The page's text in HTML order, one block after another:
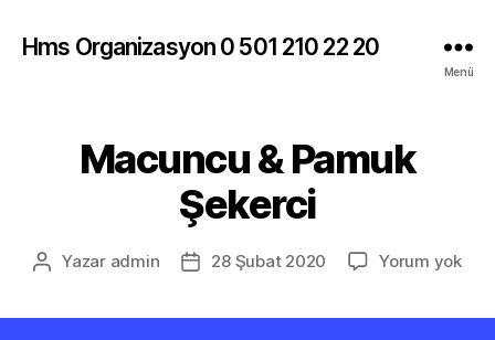
Hms Organizasyon 0 501 210 22 20
Menü
Macuncu & Pamuk
Şekerci
Yazının
Yazar admin
Yazı28 Şubat 2020 Yorum yok